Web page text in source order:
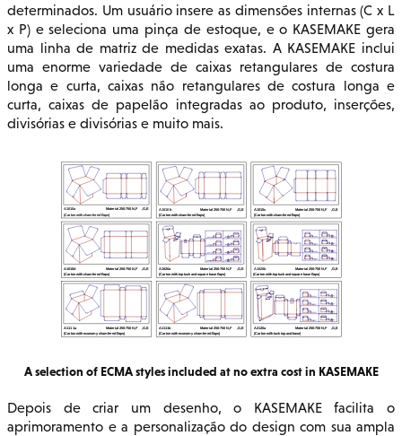
determinados. Um usuário insere as dimensões internas (C x L
x P) e seleciona uma pinça de estoque, e o KASEMAKE gera
uma linha de matriz de medidas exatas. A KASEMAKE inclui
uma enorme variedade de caixas retangulares de costura
longa e curta, caixas não retangulares de costura longa e
curta, caixas de papelão integradas ao produto, inserções,
divisórias e divisórias e muito mais.
A selection of ECMA styles included at no extra cost in KASEMAKE
Depois de criar um desenho, o KASEMAKE facilita o
aprimoramento e a personalização do design com sua ampla